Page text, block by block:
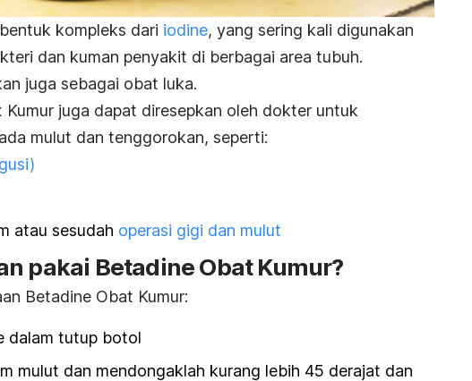
kompleks dari iodine, yang sering kali digunakan
dan kuman penyakit di berbagai area tubuh.
juga sebagai obat luka.
juga dapat diresepkan oleh dokter untuk
mulut dan tenggorokan, seperti:
atau sesudah operasi gigi dan mulut
pakai Betadine Obat Kumur?
Betadine Obat Kumur:
dalam tutup botol
mulut dan mendongaklah kurang lebih 45 derajat dan